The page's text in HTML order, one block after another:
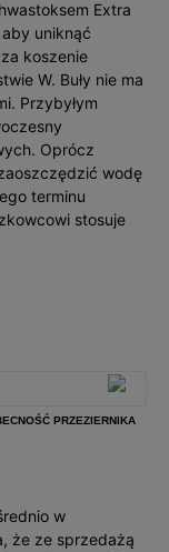
Extra
uniknąć
koszenie
W. Buły nie ma
Przybyłym
Oprócz
wodę
terminu
stosuje
PRZEZIERNIKA
w
że ze sprzedażą